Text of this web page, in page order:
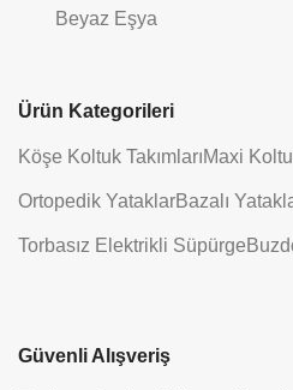
Beyaz Eşya
Ürün Kategorileri
Köşe Koltuk TakımlarıMaxi
Ortopedik YataklarBazalı
Torbasız Elektrikli Süpürge
Güvenli Alışveriş